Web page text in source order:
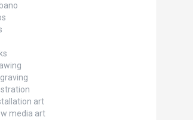
art
media art